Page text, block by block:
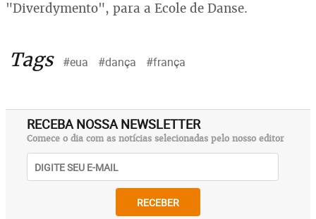
"Diverdymento", para a Ecole de Danse.
Tags #eua #dança #frança
RECEBA NOSSA NEWSLETTER
Comece o dia com as notícias selecionadas pelo nosso editor
RECEBER